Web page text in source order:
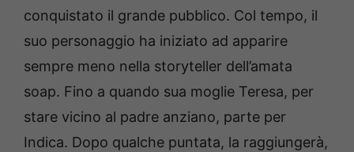
conquistato il grande pubblico. Col tempo, il
suo personaggio ha iniziato ad apparire
sempre meno nella storyteller dell’amata
soap. Fino a quando sua moglie Teresa, per
stare vicino al padre anziano, parte per
Indica. Dopo qualche puntata, la raggiungerà,